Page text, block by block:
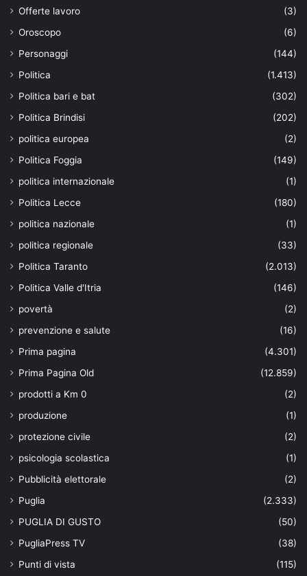
Offerte lavoro
(3)
Oroscopo
(6)
Personaggi
(144)
Politica
(1.413)
Politica bari e bat
(302)
Politica Brindisi
(202)
politica europea
(2)
Politica Foggia
(149)
politica internazionale
(1)
Politica Lecce
(180)
politica nazionale
(1)
politica regionale
(33)
Politica Taranto
(2.013)
Politica Valle d'Itria
(146)
povertà
(2)
prevenzione e salute
(16)
Prima pagina
(4.301)
Prima Pagina Old
(12.859)
prodotti a Km 0
(2)
produzione
(1)
protezione civile
(2)
psicologia scolastica
(1)
Pubblicità elettorale
(2)
Puglia
(2.333)
PUGLIA DI GUSTO
(50)
PugliaPress TV
(38)
Punti di vista
(115)